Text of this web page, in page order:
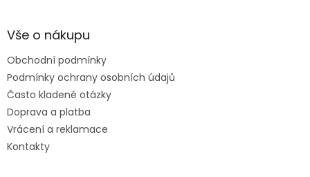
Vše o nákupu
Obchodní podmínky
Podmínky ochrany osobních údajů
Často kladené otázky
Doprava a platba
Vrácení a reklamace
Kontakty